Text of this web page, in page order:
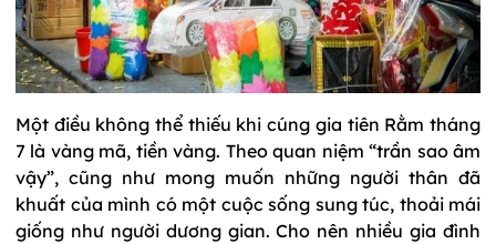
Một điều không thể thiếu khi cúng gia tiên Rằm tháng
7 là vàng mã, tiền vàng. Theo quan niệm “trần sao âm
vậy”, cũng như mong muốn những người thân đã
khuất của mình có một cuộc sống sung túc, thoải mái
giống như người dương gian. Cho nên nhiều gia đình